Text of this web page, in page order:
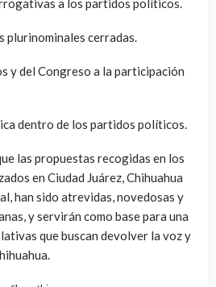
a los partidos políticos.
plurinominales cerradas.
y del Congreso a la participación
dentro de los partidos políticos.
las propuestas recogidas en los
en Ciudad Juárez, Chihuahua
han sido atrevidas, novedosas y
y servirán como base para una
que buscan devolver la voz y